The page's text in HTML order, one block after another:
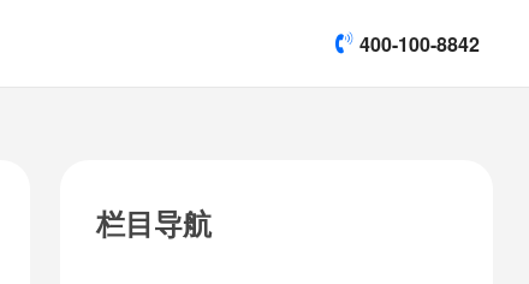
400-100-8842
栏目导航